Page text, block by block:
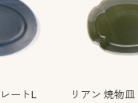
ートL
リアン 焼物皿